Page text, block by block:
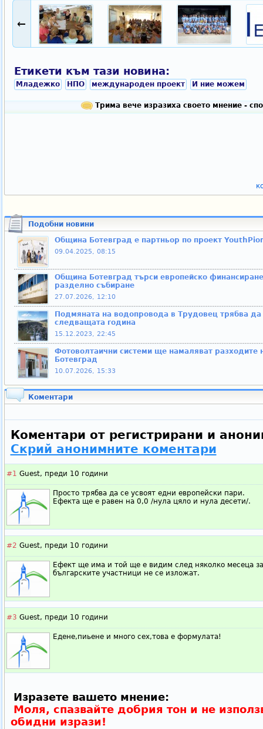
←
Етикети към тази новина:
Младежко НПО международен проект И ние можем
Трима вече изразиха своето мнение -
Подобни новини
Община Ботевград е партньор по проект
09.04.2025, 08:15
Община Ботевград търси европейско
разделно събиране
27.07.2026, 12:10
Подмяната на водопровода в Трудовец трябва
следващата година
15.12.2023, 22:45
Фотоволтаични системи ще намаляват разходите
Ботевград
10.07.2026, 15:33
Коментари
Коментари от регистрирани и
Скрий анонимните коментари
#1 Guest, преди 10 години
Просто трябва да се усвоят едни европейски пари.
Ефекта ще е равен на 0,0 /нула цяло и нула десети/.
#2 Guest, преди 10 години
Ефект ще има и той ще е видим след няколко месеца
българските участници не се изложат.
#3 Guest, преди 10 години
Едене,пиьене и много сех,това е формулата!
Изразете вашето мнение:
Моля, спазвайте добрия тон и не
обидни изрази!